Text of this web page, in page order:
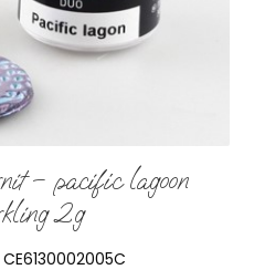
– pacific lagoon
2g
CE6130002005C